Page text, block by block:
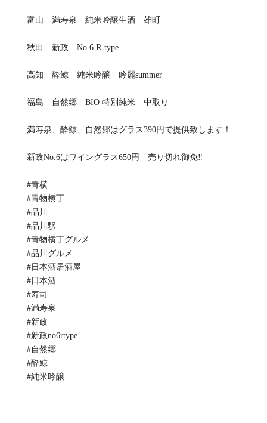
富山 満寿泉 純米吟醸生酒 雄町
秋田 新政 No.6 R-type
高知 酔鯨 純米吟醸 吟麗summer
福島 自然郷 BIO 特別純米 中取り
満寿泉、酔鯨、自然郷はグラス390円で提供致します！
新政No.6はワイングラス650円 売り切れ御免‼️
#青横
#青物横丁
#品川
#品川駅
#青物横丁グルメ
#品川グルメ
#日本酒居酒屋
#日本酒
#寿司
#満寿泉
#新政
#新政no6rtype
#自然郷
#酔鯨
#純米吟醸